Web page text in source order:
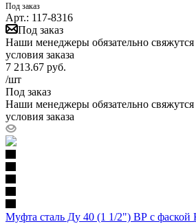
Под заказ
Арт.: 117-8316
Под заказ
Наши менеджеры обязательно
условия заказа
7 213.67 руб.
/шт
Под заказ
Наши менеджеры обязательно
условия заказа
Муфта сталь Ду 40 (1 1/2") ВР с фаской